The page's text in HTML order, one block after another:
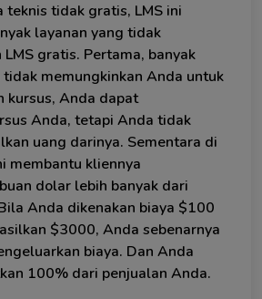
teknis tidak gratis, LMS ini
layanan yang tidak
gratis. Pertama, banyak
tidak memungkinkan Anda untuk
kursus, Anda dapat
Anda, tetapi Anda tidak
uang darinya. Sementara di
membantu kliennya
dolar lebih banyak dari
Anda dikenakan biaya $100
$3000, Anda sebenarnya
biaya. Dan Anda
100% dari penjualan Anda.